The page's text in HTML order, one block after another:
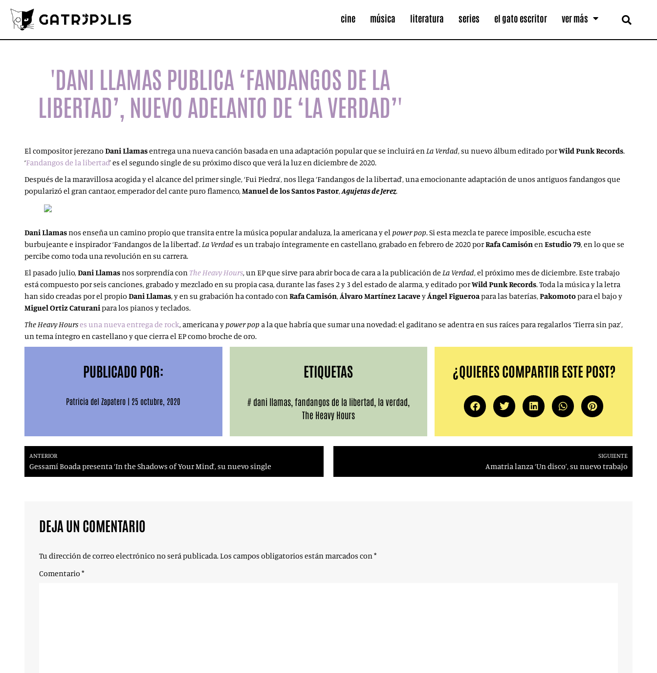
cine música literatura series el gato escritor ver más
'DANI LLAMAS PUBLICA ‘FANDANGOS DE LA
LIBERTAD’, NUEVO ADELANTO DE ‘LA VERDAD’'
El compositor jerezano Dani Llamasentrega una nueva canción basada en una adaptación popular que se incluirá enLa Verdad, su nuevo álbum editado porWild Punk Records.
‘Fandangos de la libertad’ es el segundo single de su próximo disco que verá la luz en diciembre de 2020.
Después de la maravillosa acogida y el alcance del primer single, ‘Fui Piedra’, nos llega ‘Fandangos de la libertad’, una emocionante adaptación de unos antiguos fandangos que
popularizó el gran cantaor, emperador del cante puro flamenco,Manuel de los Santos Pastor,Agujetas de Jerez.
Dani Llamasnos enseña un camino propio que transita entre la música popular andaluza, la americana y el power pop. Si esta mezcla te parece imposible, escucha este
burbujeante e inspirador ‘Fandangos de la libertad’.La Verdad es un trabajo íntegramente en castellano, grabado en febrero de 2020 porRafa CamisónenEstudio 79,en lo que se
percibe como toda una revolución en su carrera.
El pasado julio,Dani Llamasnos sorprendía con The Heavy Hours, un EP que sirve para abrir boca de cara a la publicación de La Verdad, el próximo mes de diciembre. Este trabajo
está compuesto por seis canciones, grabado y mezclado en su propia casa, durante las fases 2 y 3 del estado de alarma, y editado porWild Punk Records. Toda la música y la letra
han sido creadas por el propio Dani Llamas, y en su grabación ha contado conRafa Camisón,Álvaro Martínez LacaveyÁngel Figueroapara las baterías,Pakomotopara el bajo y
Miguel Ortiz Caturanipara los pianos y teclados.
The Heavy Hourses una nueva entrega de rock, americana y power pop a la que habría que sumar una novedad: el gaditano se adentra en sus raíces para regalarlos ‘Tierra sin paz’,
un tema íntegro en castellano y que cierra el EP como broche de oro.
PUBLICADO POR:
Patricia del Zapatero | 25 octubre, 2020
ETIQUETAS
# dani llamas, fandangos de la libertad la verdad
The Heavy Hours
¿QUIERES COMPARTIR ESTE POST?
ANTERIOR
Gessamí Boada presenta ‘In the Shadows of Your Mind’, su nuevo single
SIGUIENTE
Amatria lanza ‘Un disco’, su nuevo trabajo
DEJA UN COMENTARIO
Tu dirección de correo electrónico no será publicada.Los campos obligatorios están marcados con*
Comentario *